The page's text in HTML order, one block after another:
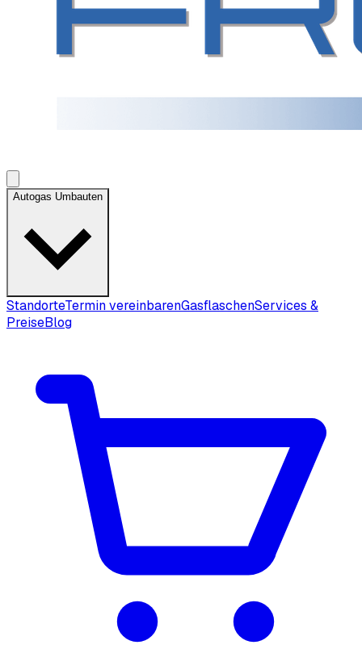
Autogas Umbauten
StandorteTermin vereinbarenGasflaschenServices &
PreiseBlog